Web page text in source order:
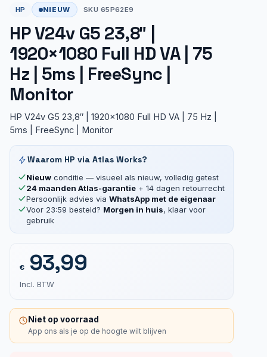
HP NIEUW SKU 65P62E9
HP V24v G5 23,8″ |
1920×1080 Full HD VA | 75
Hz | 5ms | FreeSync |
Monitor
HP V24v G5 23,8″ | 1920×1080 Full HD VA | 75 Hz |
5ms | FreeSync | Monitor
Waarom HP via Atlas Works?
Nieuw conditie — visueel als nieuw, volledig getest
24 maanden Atlas-garantie + 14 dagen retourrecht
Persoonlijk advies via WhatsApp met de eigenaar
Voor 23:59 besteld? Morgen in huis, klaar voor
gebruik
€93,99
Incl. BTW
Niet op voorraad
App ons als je op de hoogte wilt blijven